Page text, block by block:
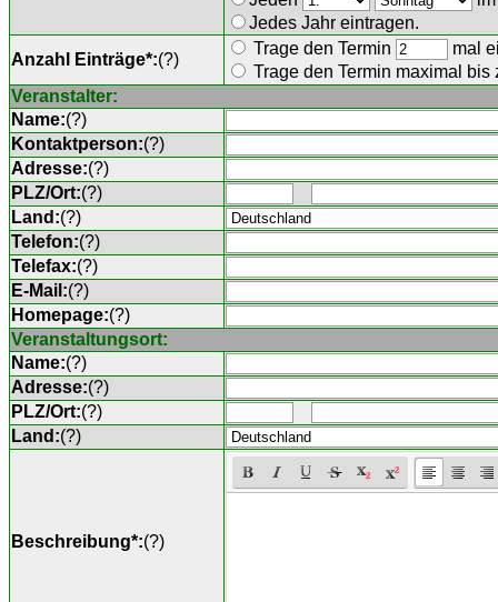
Jedes Jahr eintragen.
Anzahl Einträge*:(?)
Trage den Termin
mal
Trage den Termin maximal bis
Veranstalter:
Name:(?)
Kontaktperson:(?)
Adresse:(?)
PLZ/Ort:(?)
Land:(?)
Telefon:(?)
Telefax:(?)
E-Mail:(?)
Homepage:(?)
Veranstaltungsort:
Name:(?)
Adresse:(?)
PLZ/Ort:(?)
Land:(?)
Beschreibung*:(?)